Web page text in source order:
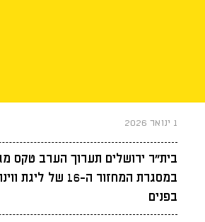
1 ינואר 2026
בית"ר ירושלים תערוך הערב טקס
במסגרת המחזור
בפנים